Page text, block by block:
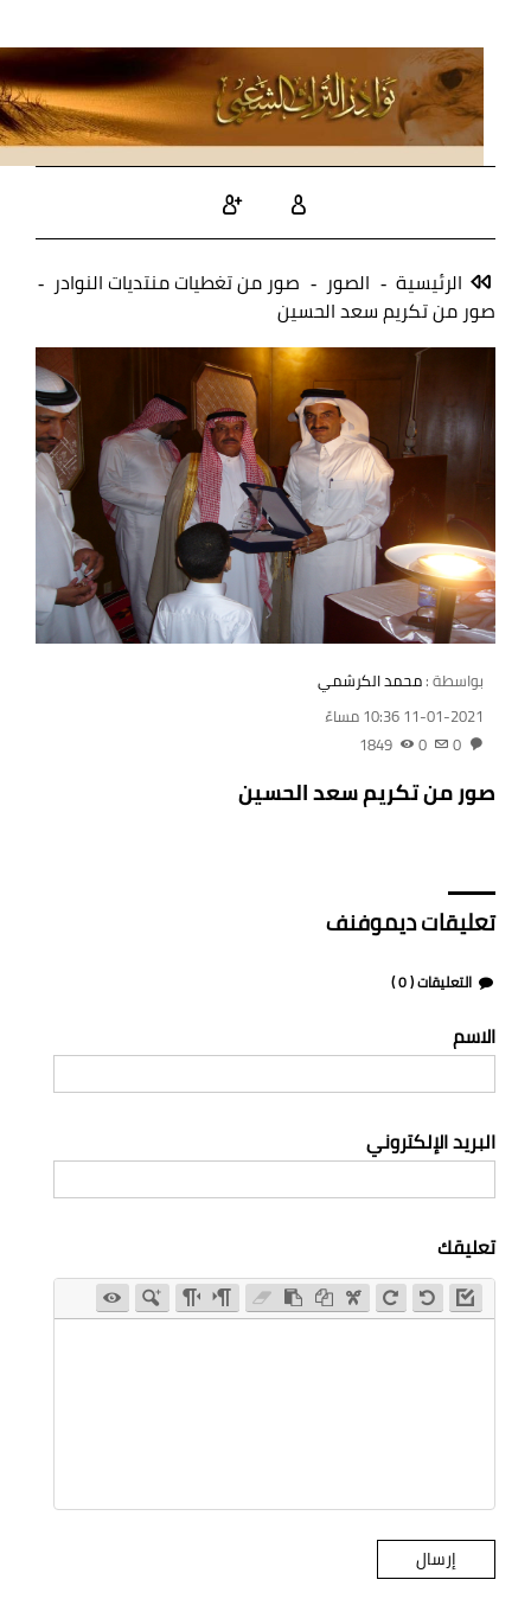
الرئيسية الصور
صور من تغطيات منتديات النوادر
صور من تكريم سعد الحسين
بواسطة :محمد الكرشمي
11-01-2021 10:36 مساءً
صور من تكريم سعد الحسين
تعليقات ديموفنف
التعليقات (0
)
الاسم
البريد الإلكتروني
تعليقك